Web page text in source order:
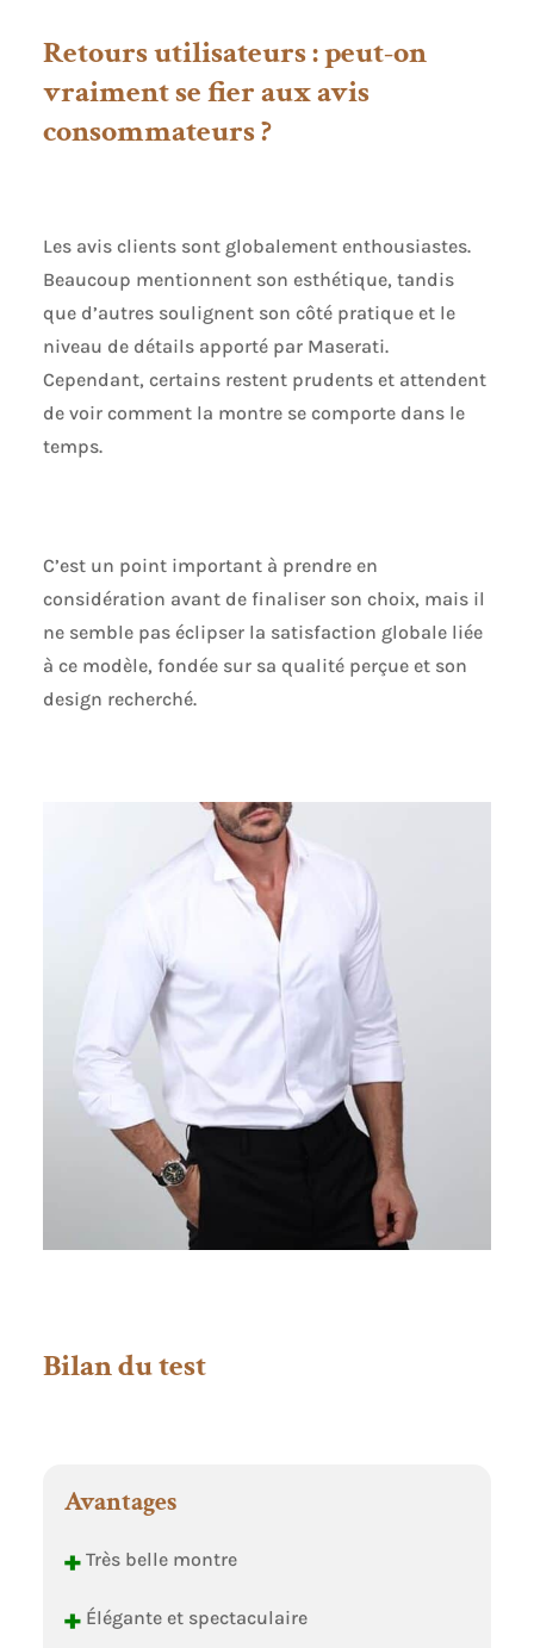
Retours utilisateurs : peut-on
vraiment se fier aux avis
consommateurs ?
Les avis clients sont globalement enthousiastes.
Beaucoup mentionnent son esthétique, tandis
que d’autres soulignent son côté pratique et le
niveau de détails apporté par Maserati.
Cependant, certains restent prudents et attendent
de voir comment la montre se comporte dans le
temps.
C’est un point important à prendre en
considération avant de finaliser son choix, mais il
ne semble pas éclipser la satisfaction globale liée
à ce modèle, fondée sur sa qualité perçue et son
design recherché.
Bilan du test
Avantages
+Très belle montre
+Élégante et spectaculaire